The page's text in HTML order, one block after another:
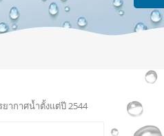
ากาศน้ำตั้งแต่ปี 2544